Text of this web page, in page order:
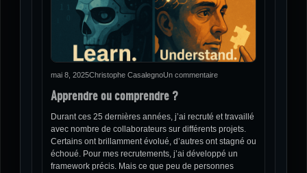
mai 8, 2025Christophe CasalegnoUn commentaire
Apprendre ou comprendre ?
Durant ces 25 dernières années, j’ai recruté et travaillé
avec nombre de collaborateurs sur différents projets.
Certains ont brillamment évolué, d’autres ont stagné ou
échoué. Pour mes recrutements, j’ai développé un
framework précis. Mais ce que peu de personnes